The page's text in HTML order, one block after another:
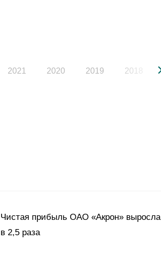
2021 2020 2019 2018
Чистая прибыль ОАО «Акрон» выросла
в 2,5 раза